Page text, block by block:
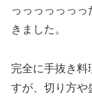
っっっっっっ
きました。
完全に手抜き料
すが、切り方や